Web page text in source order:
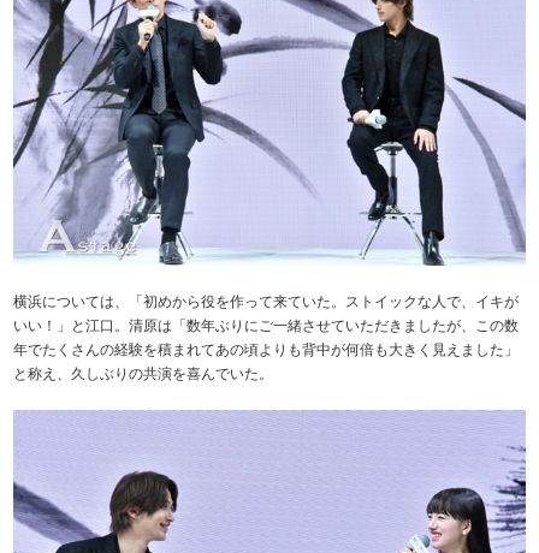
横浜については、「初めから役を作って来ていた。ストイックな人で、イキが
いい！」と江口。清原は「数年ぶりにご一緒させていただきましたが、この数
年でたくさんの経験を積まれてあの頃よりも背中が何倍も大きく見えました」
と称え、久しぶりの共演を喜んでいた。